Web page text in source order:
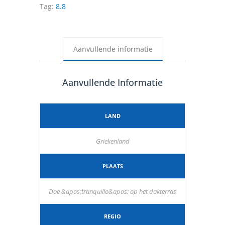
Tag: 8.8
Aanvullende informatie
Aanvullende Informatie
LAND
Griekenland
PLAATS
Doe &apos;tranquillo&apos; op het dakterras
REGIO